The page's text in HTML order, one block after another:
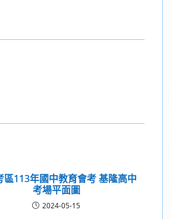
區113年國中教育會考 基隆高中
考場平面圖
2024-05-15